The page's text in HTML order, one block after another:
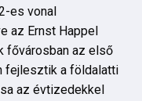
es vonal
az Ernst Happel
fővárosban az első
fejlesztik a földalatti
az évtizedekkel